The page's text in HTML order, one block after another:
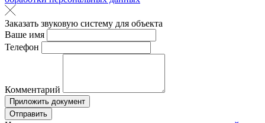
Заказать звуковую систему для объекта
Ваше имя
Телефон
Комментарий
Приложить документ
Отправить